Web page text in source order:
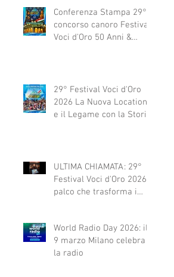
Conferenza Stampa 29°
concorso canoro Festival
Voci d'Oro 50 Anni &
29° Festival Voci d'Oro
2026 La Nuova Location
e il Legame con la Storia
ULTIMA CHIAMATA: 29°
Festival Voci d'Oro 2026 Il
palco che trasforma i
World Radio Day 2026: il
9 marzo Milano celebra
la radio